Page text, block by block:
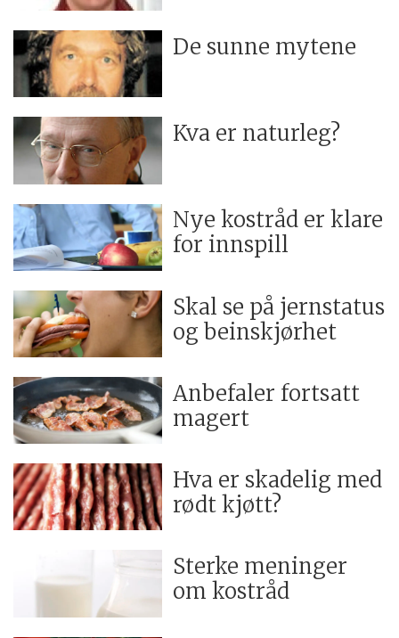
De sunne mytene
Kva er naturleg?
Nye kostråd er klare
for innspill
Skal se på jernstatus
og beinskjørhet
Anbefaler fortsatt
magert
Hva er skadelig med
rødt kjøtt?
Sterke meninger
om kostråd